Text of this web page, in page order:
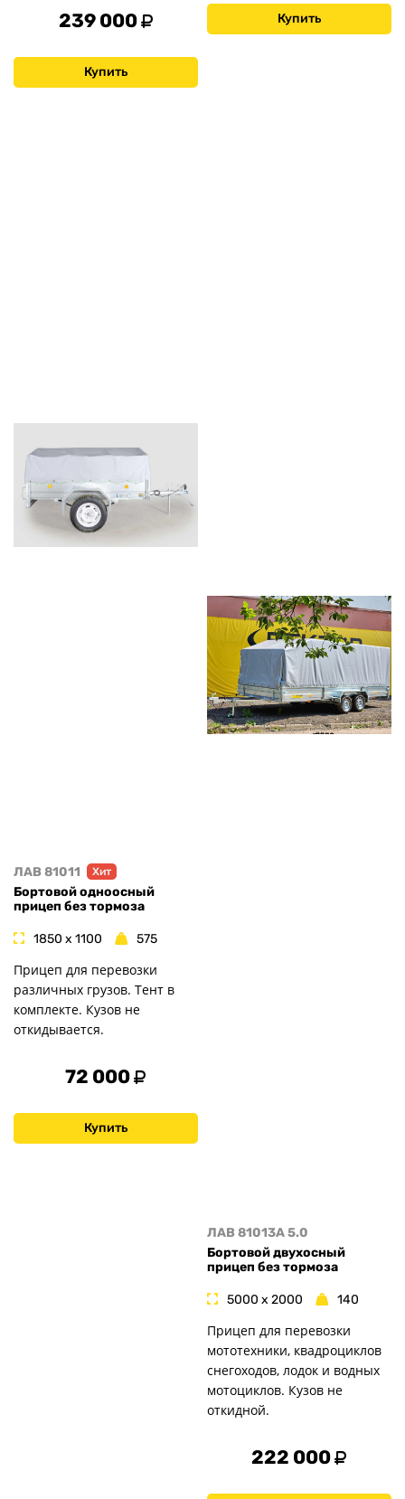
239 000
Купить
Купить
ЛАВ 81011 Хит
Бортовой одноосный
прицеп без тормоза
1850 x 1100 575
Прицеп для перевозки
различных грузов. Тент в
комплекте. Кузов не
откидывается.
72 000
Купить
ЛАВ 81013A 5.0
Бортовой двухосный
прицеп без тормоза
5000 x 2000 140
Прицеп для перевозки
мототехники, квадроциклов
снегоходов, лодок и водных
мотоциклов. Кузов не
откидной.
222 000